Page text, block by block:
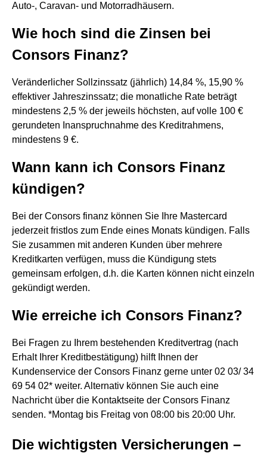
Auto-, Caravan- und Motorradhäusern.
Wie hoch sind die Zinsen bei
Consors Finanz?
Veränderlicher Sollzinssatz (jährlich) 14,84 %, 15,90 %
effektiver Jahreszinssatz; die monatliche Rate beträgt
mindestens 2,5 % der jeweils höchsten, auf volle 100 €
gerundeten Inanspruchnahme des Kreditrahmens,
mindestens 9 €.
Wann kann ich Consors Finanz
kündigen?
Bei der Consors finanz können Sie Ihre Mastercard
jederzeit fristlos zum Ende eines Monats kündigen. Falls
Sie zusammen mit anderen Kunden über mehrere
Kreditkarten verfügen, muss die Kündigung stets
gemeinsam erfolgen, d.h. die Karten können nicht einzeln
gekündigt werden.
Wie erreiche ich Consors Finanz?
Bei Fragen zu Ihrem bestehenden Kreditvertrag (nach
Erhalt Ihrer Kreditbestätigung) hilft Ihnen der
Kundenservice der Consors Finanz gerne unter 02 03/ 34
69 54 02* weiter. Alternativ können Sie auch eine
Nachricht über die Kontaktseite der Consors Finanz
senden. *Montag bis Freitag von 08:00 bis 20:00 Uhr.
Die wichtigsten Versicherungen –